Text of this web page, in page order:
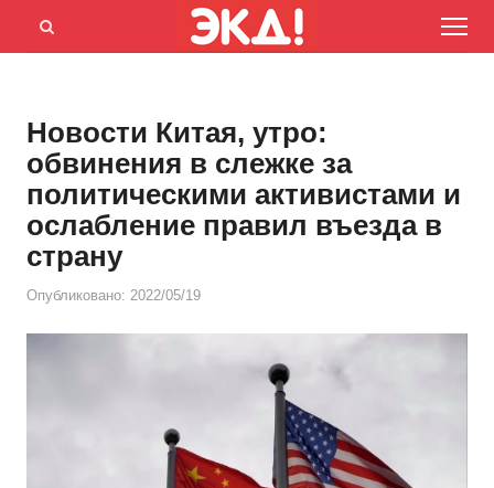
Menu
Открыть
Новости Китая, утро:
обвинения в слежке за
политическими активистами и
ослабление правил въезда в
страну
Опубликовано: 2022/05/19